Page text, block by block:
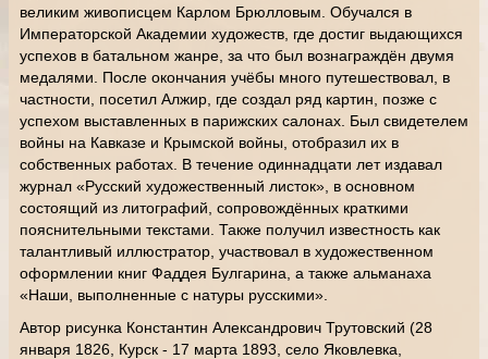
великим живописцем Карлом Брюлловым. Обучался в
Императорской Академии художеств, где достиг выдающихся
успехов в батальном жанре, за что был вознаграждён двумя
медалями. После окончания учёбы много путешествовал, в
частности, посетил Алжир, где создал ряд картин, позже с
успехом выставленных в парижских салонах. Был свидетелем
войны на Кавказе и Крымской войны, отобразил их в
собственных работах. В течение одиннадцати лет издавал
журнал «Русский художественный листок», в основном
состоящий из литографий, сопровождённых краткими
пояснительными текстами. Также получил известность как
талантливый иллюстратор, участвовал в художественном
оформлении книг Фаддея Булгарина, а также альманаха
«Наши, выполненные с натуры русскими».
Автор рисунка Константин Александрович Трутовский (28
января 1826, Курск - 17 марта 1893, село Яковлевка,